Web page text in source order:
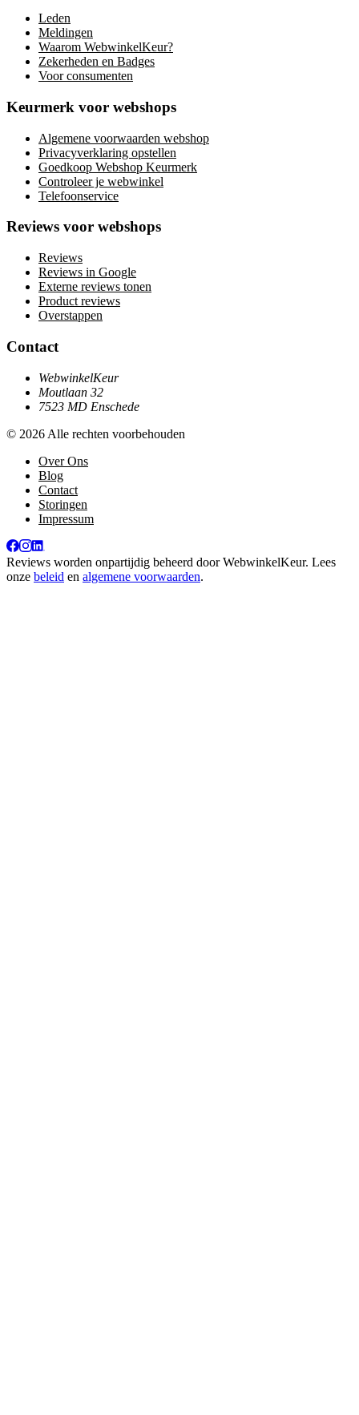
Leden
Meldingen
Waarom WebwinkelKeur?
Zekerheden en Badges
Voor consumenten
Keurmerk voor webshops
Algemene voorwaarden webshop
Privacyverklaring opstellen
Goedkoop Webshop Keurmerk
Controleer je webwinkel
Telefoonservice
Reviews voor webshops
Reviews
Reviews in Google
Externe reviews tonen
Product reviews
Overstappen
Contact
WebwinkelKeur
Moutlaan 32
7523 MD Enschede
© 2026 Alle rechten voorbehouden
Over Ons
Blog
Contact
Storingen
Impressum
Reviews worden onpartijdig beheerd doorWebwinkelKeur. Lees
onze beleid en algemene voorwaarden.